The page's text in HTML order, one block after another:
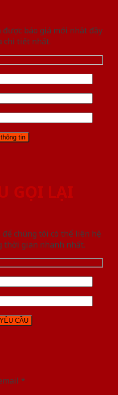
báo giá mới nhât đầy
chi tiết nhất.
GỌI LẠI
chúng tôi có thể liên hệ
thời gian nhanh nhất.
*